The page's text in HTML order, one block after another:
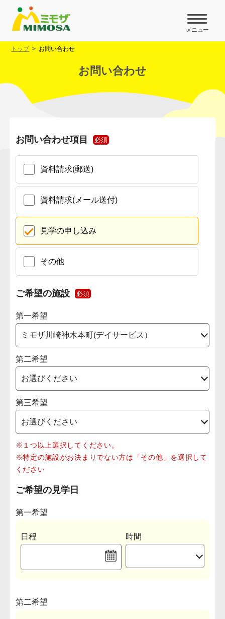
メニュー
トップ お問い合わせ
お問い合わせ
お問い合わせ項目 必須
資料請求(郵送)
資料請求(メール送付)
見学の申し込み
その他
ご希望の施設 必須
第一希望
第二希望
第三希望
※１つ以上選択してください。
※特定の施設がお決まりでない方は「その他」を選択して
ください
ご希望の見学日
第一希望
日程 時間
第二希望